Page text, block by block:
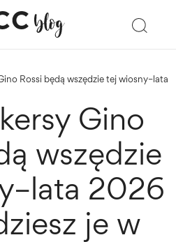
Gino Rossi będą wszędzie tej
Gino
wszędzie
2026
je w